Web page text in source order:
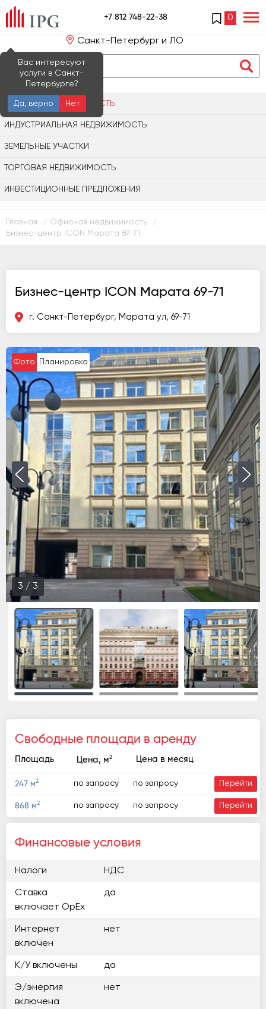
+7 812 748-22-38 0
Санкт-Петербург и ЛО
Вас интересуют
услуги в Санкт-
Петербурге?
Да, верно Нет
ОФИСНАЯ НЕДВИЖИМОСТЬ
ИНДУСТРИАЛЬНАЯ НЕДВИЖИМОСТЬ
ЗЕМЕЛЬНЫЕ УЧАСТКИ
ТОРГОВАЯ НЕДВИЖИМОСТЬ
ИНВЕСТИЦИОННЫЕ ПРЕДЛОЖЕНИЯ
Главная / Офисная недвижимость /
Бизнес-центр ICON Марата 69-71
Бизнес-центр ICON Марата 69-71
г. Санкт-Петербург, Марата ул, 69-71
Фото Планировка
1/ 3
Свободные площади в аренду
Площадь Цена, м2 Цена в месяц
247 м2 по запросу по запросу Перейти
868 м2 по запросу по запросу Перейти
Финансовые условия
Налоги НДС
Ставка
включает OpEx
да
Интернет
включен
нет
К/У включены да
Э/энергия
включена
нет